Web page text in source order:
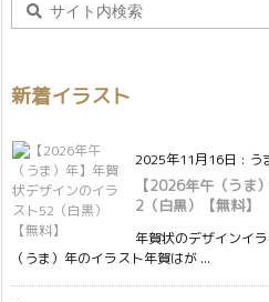
新着イラスト
2025年11月16日 : う
【2026年午（うま
2（白黒）【無料】
年賀状のデザインイ
（うま）年のイラスト年賀はが ...